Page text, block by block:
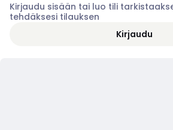
Kirjaudu sisään tai luo tili
tehdäksesi tilauksen
Kirjaudu